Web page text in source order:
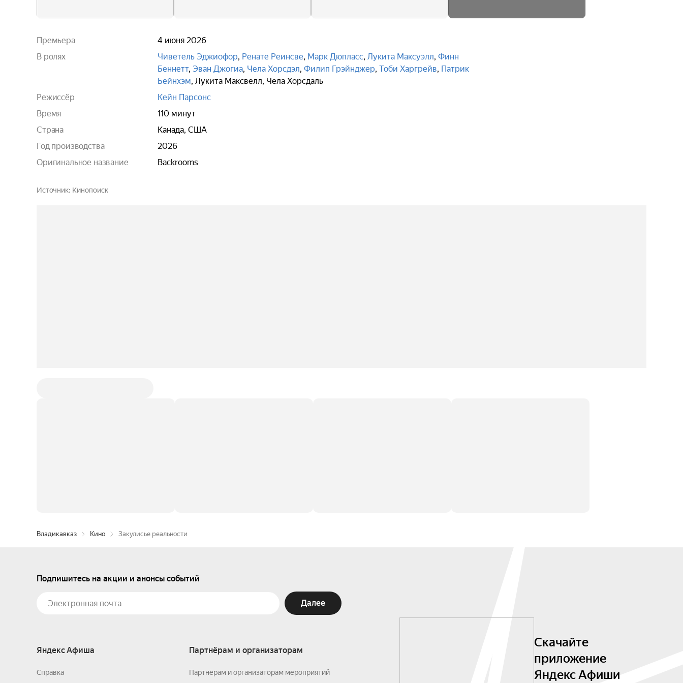
Премьера
4 июня 2026
В ролях
Чиветель Эджиофор, Ренате Реинсве, Марк Дюпласс, Лукита Максуэлл, Финн
Беннетт, Эван Джогиа, Чела Хорсдэл, Филип Грэйнджер, Тоби Харгрейв, Патрик
Бейнхэм, Лукита Максвелл, Чела Хорсдаль
Режиссёр
Кейн Парсонс
Время
110 минут
Страна
Канада, США
Год производства
2026
Оригинальное название
Backrooms
Источник Кинопоиск
Владикавказ Кино Закулисье реальности
Подпишитесь на акции и анонсы событий
Далее
Яндекс Афиша
Справка
Партнёрам и организаторам
Партнёрам и организаторам мероприятий
Скачайте
приложение
Яндекс Афиши